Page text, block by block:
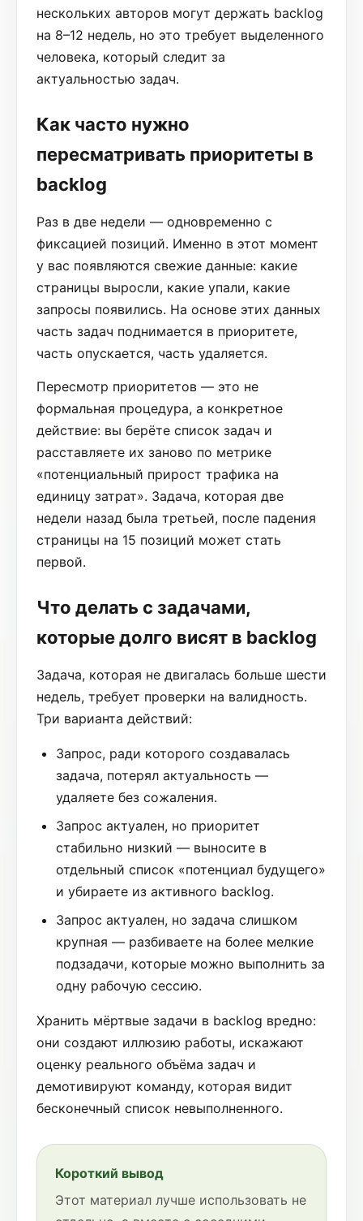
нескольких авторов могут держать backlog
на 8–12 недель, но это требует выделенного
человека, который следит за
актуальностью задач.
Как часто нужно
пересматривать приоритеты в
backlog
Раз в две недели — одновременно с
фиксацией позиций. Именно в этот момент
у вас появляются свежие данные: какие
страницы выросли, какие упали, какие
запросы появились. На основе этих данных
часть задач поднимается в приоритете,
часть опускается, часть удаляется.
Пересмотр приоритетов — это не
формальная процедура, а конкретное
действие: вы берёте список задач и
расставляете их заново по метрике
«потенциальный прирост трафика на
единицу затрат». Задача, которая две
недели назад была третьей, после падения
страницы на 15 позиций может стать
первой.
Что делать с задачами,
которые долго висят в backlog
Задача, которая не двигалась больше шести
недель, требует проверки на валидность.
Три варианта действий:
Запрос, ради которого создавалась
задача, потерял актуальность —
удаляете без сожаления.
Запрос актуален, но приоритет
стабильно низкий — выносите в
отдельный список «потенциал будущего»
и убираете из активного backlog.
Запрос актуален, но задача слишком
крупная — разбиваете на более мелкие
подзадачи, которые можно выполнить за
одну рабочую сессию.
Хранить мёртвые задачи в backlog вредно:
они создают иллюзию работы, искажают
оценку реального объёма задач и
демотивируют команду, которая видит
бесконечный список невыполненного.
Короткий вывод
Этот материал лучше использовать не